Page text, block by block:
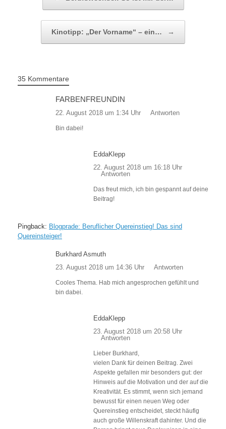
Kinotipp: „Der Vorname“ – ein… →
35 Kommentare
FARBENFREUNDIN
22. August 2018 um 1:34 Uhr Antworten
Bin dabei!
EddaKlepp
22. August 2018 um 16:18 Uhr
Antworten
Das freut mich, ich bin gespannt auf deine
Beitrag!
Pingback: Blogprade: Beruflicher Quereinstieg! Das sind
Quereinsteiger!
Burkhard Asmuth
23. August 2018 um 14:36 Uhr
Antworten
Cooles Thema. Hab mich angesprochen gefühlt und
bin dabei.
EddaKlepp
23. August 2018 um 20:58 Uhr
Antworten
Lieber Burkhard,
vielen Dank für deinen Beitrag. Zwei
Aspekte gefallen mir besonders gut: der
Hinweis auf die Motivation und der auf die
Kreativität. Es stimmt, wenn sich jemand
bewusst für einen neuen Weg oder
Quereinstieg entscheidet, steckt häufig
auch große Willenskraft dahinter. Und die